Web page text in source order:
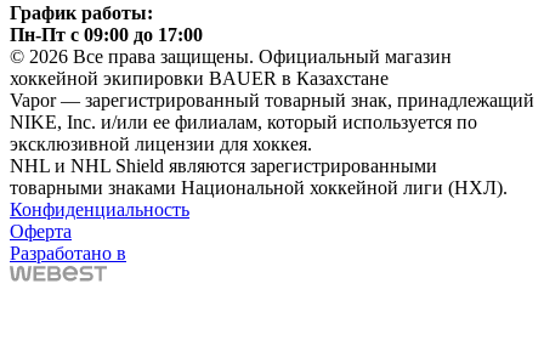
График работы:
Пн-Пт с 09:00 до 17:00
© 2026 Все права защищены. Официальный магазин
хоккейной экипировки BAUER в Казахстане
Vapor — зарегистрированный товарный знак, принадлежащий
NIKE, Inc. и/или ее филиалам, который используется по
эксклюзивной лицензии для хоккея.
NHL и NHL Shield являются зарегистрированными
товарными знаками Национальной хоккейной лиги (НХЛ).
Конфиденциальность
Оферта
Разработано в